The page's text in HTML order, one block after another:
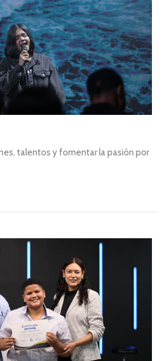
talentos y fomentar la pasión por